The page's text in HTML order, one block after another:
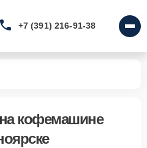
+7 (391) 216-91-38
кофемашине